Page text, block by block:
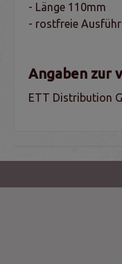
- Länge 110mm
- rostfreie
Angaben zur
ETT Distribution